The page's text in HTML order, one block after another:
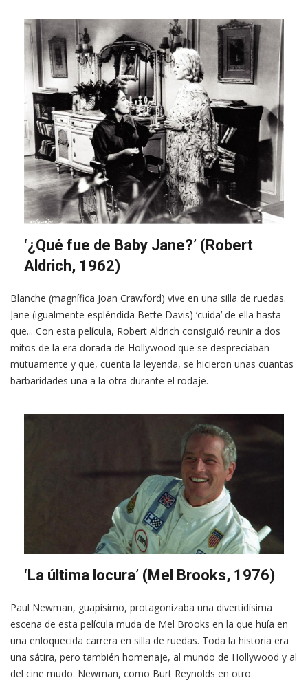
‘¿Qué fue de Baby Jane?’ (Robert
Aldrich, 1962)
Blanche (magnífica Joan Crawford) vive en una silla de ruedas.
Jane (igualmente espléndida Bette Davis) ‘cuida’ de ella hasta
que... Con esta película, Robert Aldrich consiguió reunir a dos
mitos de la era dorada de Hollywood que se despreciaban
mutuamente y que, cuenta la leyenda, se hicieron unas cuantas
barbaridades una a la otra durante el rodaje.
‘La última locura’ (Mel Brooks, 1976)
Paul Newman, guapísimo, protagonizaba una divertidísima
escena de esta película muda de Mel Brooks en la que huía en
una enloquecida carrera en silla de ruedas. Toda la historia era
una sátira, pero también homenaje, al mundo de Hollywood y al
del cine mudo. Newman, como Burt Reynolds en otro